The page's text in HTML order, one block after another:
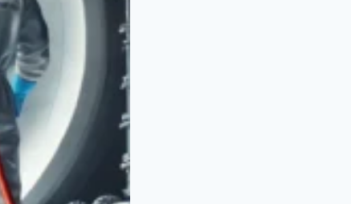
جدةافضل
شركة
نظافة
خزانات
بجدة/
شركات
تنظيف
الخزانات
بجدة/
شركات
عزل
الخزانات